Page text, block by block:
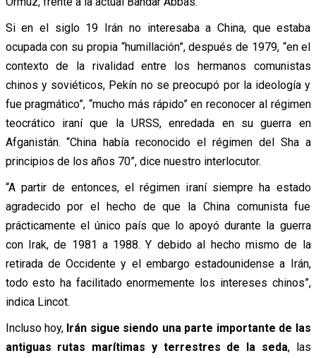
Si en el siglo 19 Irán no interesaba a China, que estaba
ocupada con su propia “humillación”, después de 1979, “en el
contexto de la rivalidad entre los hermanos comunistas
chinos y soviéticos, Pekín no se preocupó por la ideología y
fue pragmático”, “mucho más rápido” en reconocer al régimen
teocrático iraní que la URSS, enredada en su guerra en
Afganistán. “China había reconocido el régimen del Sha a
principios de los años 70”, dice nuestro interlocutor.
“A partir de entonces, el régimen iraní siempre ha estado
agradecido por el hecho de que la China comunista fue
prácticamente el único país que lo apoyó durante la guerra
con Irak, de 1981 a 1988. Y debido al hecho mismo de la
retirada de Occidente y el embargo estadounidense a Irán,
todo esto ha facilitado enormemente los intereses chinos”,
indica Lincot.
Incluso hoy,Irán sigue siendo una parte importante de las
antiguas rutas marítimas y terrestres de la seda, las